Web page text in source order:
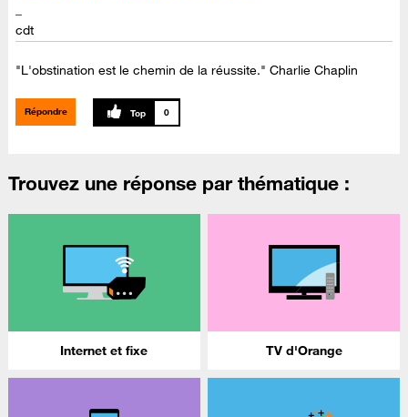
cdt
"L'obstination est le chemin de la réussite." Charlie Chaplin
Répondre 0
Trouvez une réponse par thématique :
Internet et fixe TV d'Orange